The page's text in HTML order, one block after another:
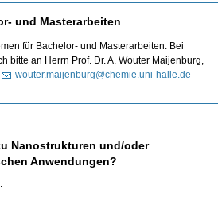
und Masterarbeiten
für Bachelor- und Masterarbeiten. Bei
bitte an Herrn Prof. Dr. A. Wouter Maijenburg,
wouter.maijenburg@chemie.uni-halle.de
Nanostrukturen und/oder
Anwendungen?